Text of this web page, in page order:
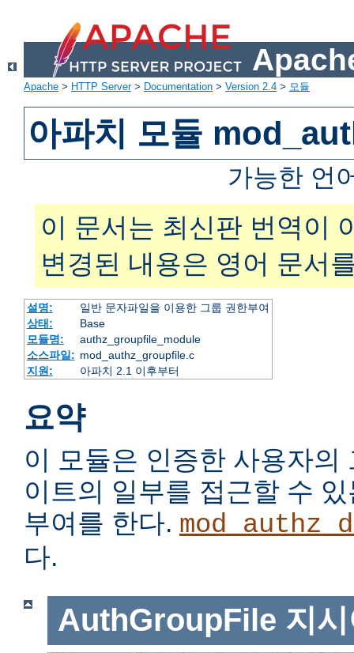
Apache > HTTP Server> Documentation > Version 2.4 > 모듈
아파치 모듈
가능한 언
이 문서는 최신판 번역이
변경된 내용은 영어 문서
설명:
일반 문자파일을 이용한 그룹 권한부여
상태:
Base
모듈명:
authz_groupfile_module
소스파일: mod_authz_groupfile.c
지원:
아파치 2.1 이후부터
요약
이 모듈은 인증한 사용자의
이트의 일부를 접근할 수
부여를 한다.
다.
AuthGroupFile 지